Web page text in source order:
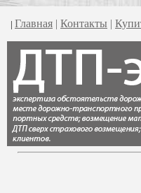
| Главная | Контакты |